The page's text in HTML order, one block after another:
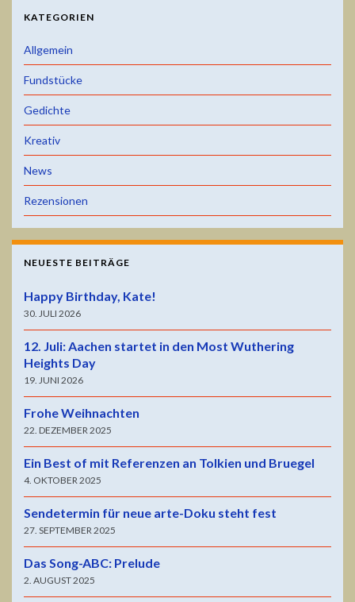
KATEGORIEN
Allgemein
Fundstücke
Gedichte
Kreativ
News
Rezensionen
NEUESTE BEITRÄGE
Happy Birthday, Kate!
30. JULI 2026
12. Juli: Aachen startet in den Most Wuthering
Heights Day
19. JUNI 2026
Frohe Weihnachten
22. DEZEMBER 2025
Ein Best of mit Referenzen an Tolkien und Bruegel
4. OKTOBER 2025
Sendetermin für neue arte-Doku steht fest
27. SEPTEMBER 2025
Das Song-ABC: Prelude
2. AUGUST 2025